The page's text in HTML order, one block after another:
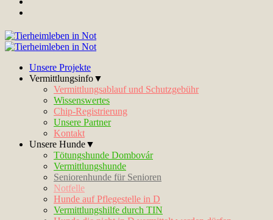
Unsere Projekte
Vermittlungsinfo▼
Vermittlungsablauf und Schutzgebühr
Wissenswertes
Chip-Registrierung
Unsere Partner
Kontakt
Unsere Hunde▼
Tötungshunde Dombovár
Vermittlungshunde
Seniorenhunde für Senioren
Notfelle
Hunde auf Pflegestelle in D
Vermittlungshilfe durch TIN